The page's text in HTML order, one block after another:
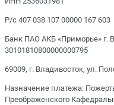
Р/с 407 038 107 00000 167 603
Банк ПАО АКБ «Приморье» г.
30101810800000000795
69009, г. Владивосток, ул.
Назначение платежа:
Преображенского